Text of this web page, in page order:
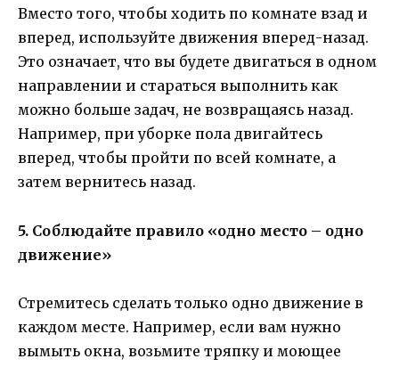
Вместо того, чтобы ходить по комнате взад и
вперед, используйте движения вперед-назад.
Это означает, что вы будете двигаться в одном
направлении и стараться выполнить как
можно больше задач, не возвращаясь назад.
Например, при уборке пола двигайтесь
вперед, чтобы пройти по всей комнате, а
затем вернитесь назад.
5. Соблюдайте правило «одно место – одно
движение»
Стремитесь сделать только одно движение в
каждом месте. Например, если вам нужно
вымыть окна, возьмите тряпку и моющее